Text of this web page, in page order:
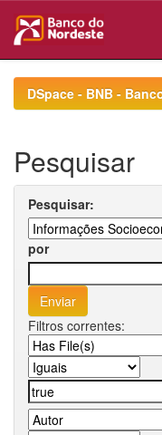
navigationDSpace - BNB -
Pesquisar
Pesquisar:
por
Filtros correntes: